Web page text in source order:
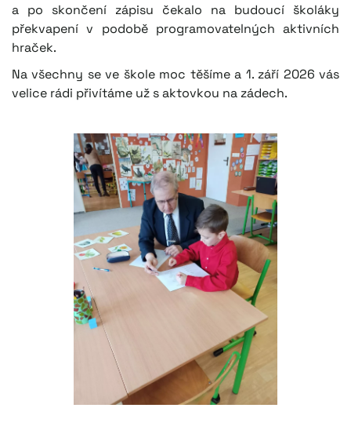
a po skončení zápisu čekalo na budoucí školáky
překvapení v podobě programovatelných aktivních
hraček.
Na všechny se ve škole moc těšíme a 1. září 2026 vás
velice rádi přivítáme už s aktovkou na zádech.